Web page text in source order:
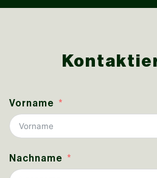
Vorname
Nachname